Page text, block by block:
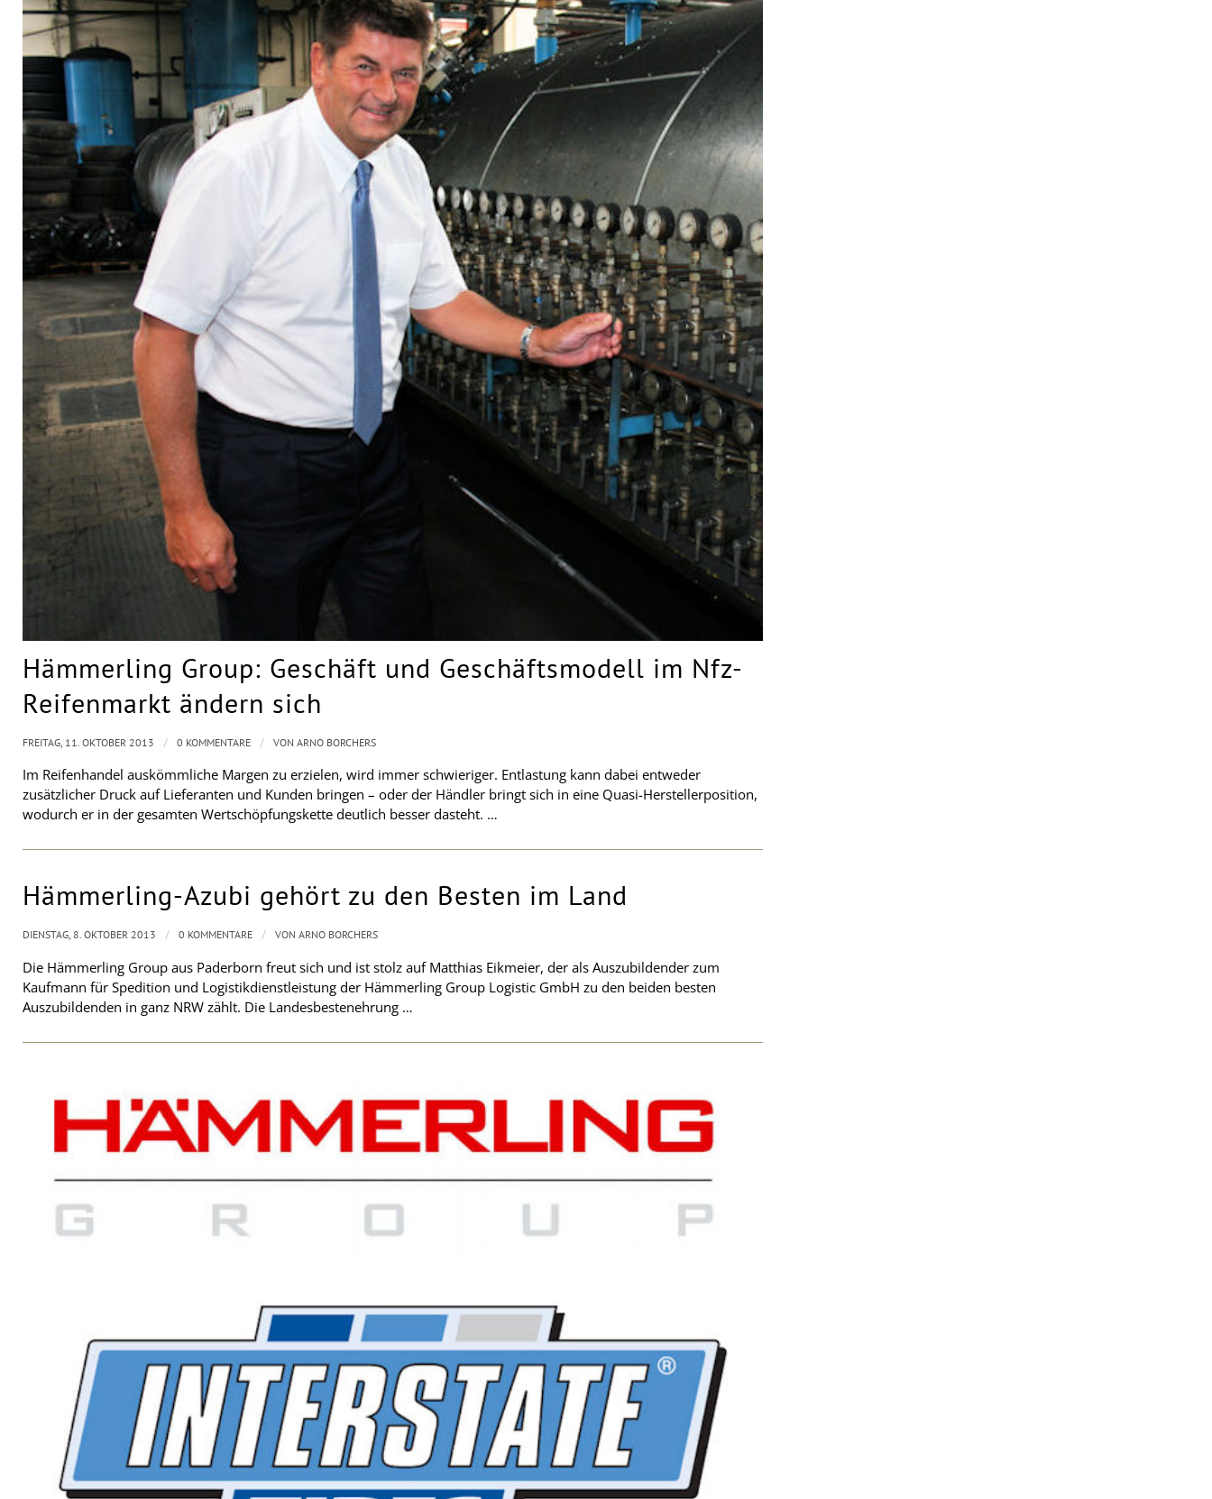
Hämmerling Group: Geschäft und Geschäftsmodell im Nfz-
Reifenmarkt ändern sich
Im Reifenhandel auskömmliche Margen zu erzielen, wird immer schwieriger. Entlastung kann dabei entweder
zusätzlicher Druck auf Lieferanten und Kunden bringen – oder der Händler bringt sich in eine Quasi-Herstellerposition,
wodurch er in der gesamten Wertschöpfungskette deutlich besser dasteht. …
FREITAG, 11. OKTOBER 2013 / 0 KOMMENTARE / VON ARNO BORCHERS
Hämmerling-Azubi gehört zu den Besten im Land
Die Hämmerling Group aus Paderborn freut sich und ist stolz auf Matthias Eikmeier, der als Auszubildender zum
Kaufmann für Spedition und Logistikdienstleistung der Hämmerling Group Logistic GmbH zu den beiden besten
Auszubildenden in ganz NRW zählt. Die Landesbestenehrung …
DIENSTAG, 8. OKTOBER 2013 / 0 KOMMENTARE / VON ARNO BORCHERS